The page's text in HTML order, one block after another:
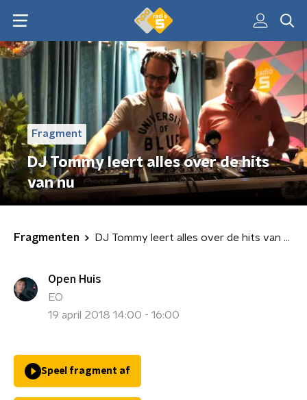
Fragment
DJ Tommy leert alles over de hits
van nu
Fragmenten DJ Tommy leert alles over de hits van nu
Open Huis
EO
19 april 2018 14:00 - 16:00
Speel fragment af